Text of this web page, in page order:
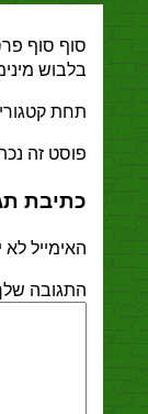
סוף פרסומת
מינימלי.
קטגוריות:כללי
זה נכתב ע"יאורי
תגובה
לא יוצג באתר.
שלך*